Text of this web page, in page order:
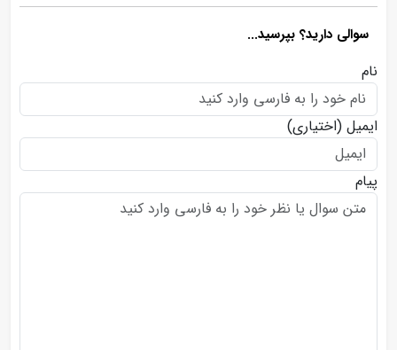
سوالی دارید؟ بپرسید...
نام
ایمیل (اختیاری)
پیام